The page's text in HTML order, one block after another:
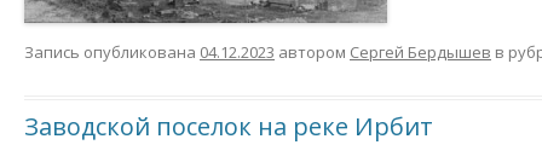
Запись опубликована 04.12.2023 автором Сергей Бердышев в
Заводской поселок на реке Ирбит